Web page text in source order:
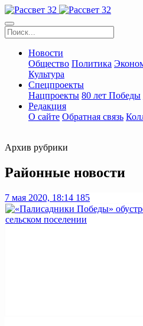
Новости
Общество Политика
Культура
Спецпроекты
Нацпроекты 80 лет Победы
Редакция
О сайте Обратная связь
Архив рубрики
Районные новости
7 мая 2020, 18:14 185